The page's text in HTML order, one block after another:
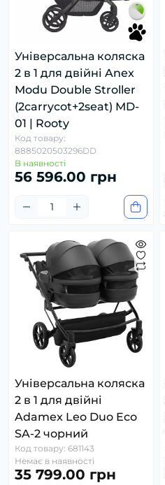
Універсальна коляска
2 в 1 для двійні Anex
Modu Double Stroller
(2carrycot+2seat) MD-
01 | Rooty
Код товару:
8885020503296DD
В наявності
56 596.00 грн
Універсальна коляска
2 в 1 для двійні
Adamex Leo Duo Eco
SA-2 чорний
Код товару: 681143
Немає в наявності
35 799.00 грн